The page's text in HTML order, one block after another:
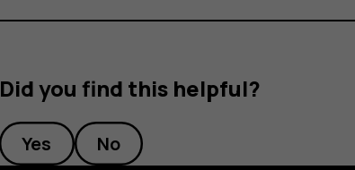
Did you find this helpful?
Yes No